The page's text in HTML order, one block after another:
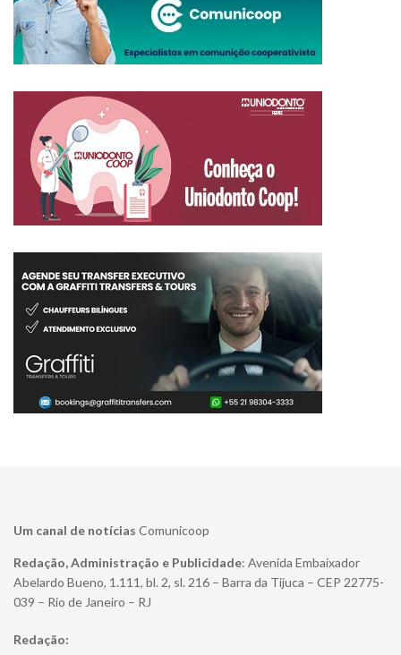
Um canal de notícias Comunicoop
Redação, Administração e Publicidade: Avenida Embaixador
Abelardo Bueno, 1.111, bl. 2, sl. 216 – Barra da Tijuca – CEP 22775-
039 – Rio de Janeiro – RJ
Redação: